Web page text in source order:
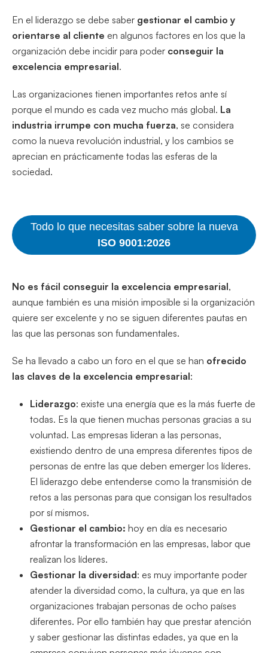
En el liderazgo se debe saber gestionar el cambio y
orientarse al cliente en algunos factores en los que la
organización debe incidir para poder conseguir la
excelencia empresarial.
Las organizaciones tienen importantes retos ante sí
porque el mundo es cada vez mucho más global. La
industria irrumpe con mucha fuerza, se considera
como la nueva revolución industrial, y los cambios se
aprecian en prácticamente todas las esferas de la
sociedad.
Todo lo que necesitas saber sobre la nueva
ISO 9001:2026
No es fácil conseguir la excelencia empresarial,
aunque también es una misión imposible si la organización
quiere ser excelente y no se siguen diferentes pautas en
las que las personas son fundamentales.
Se ha llevado a cabo un foro en el que se han ofrecido
las claves de la excelencia empresarial:
Liderazgo: existe una energía que es la más fuerte de
todas. Es la que tienen muchas personas gracias a su
voluntad. Las empresas lideran a las personas,
existiendo dentro de una empresa diferentes tipos de
personas de entre las que deben emerger los líderes.
El liderazgo debe entenderse como la transmisión de
retos a las personas para que consigan los resultados
por sí mismos.
Gestionar el cambio: hoy en día es necesario
afrontar la transformación en las empresas, labor que
realizan los líderes.
Gestionar la diversidad: es muy importante poder
atender la diversidad como, la cultura, ya que en las
organizaciones trabajan personas de ocho países
diferentes. Por ello también hay que prestar atención
y saber gestionar las distintas edades, ya que en la